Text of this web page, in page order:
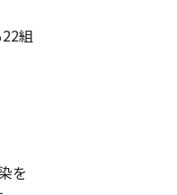
22組
を